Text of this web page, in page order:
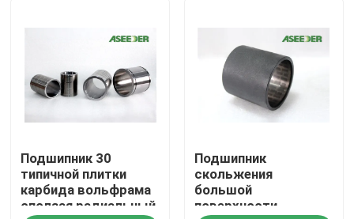
Путешествие фабрики
Проверка качества
Свяжитесь мы
Подшипник 30
типичной плитки
карбида вольфрама
сползая радиальный
Подшипник
скольжения
большой
поверхности